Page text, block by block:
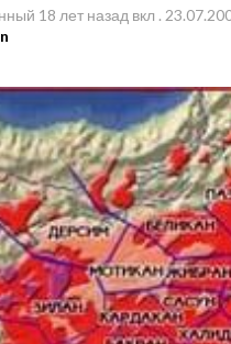
18 лет назад вкл .